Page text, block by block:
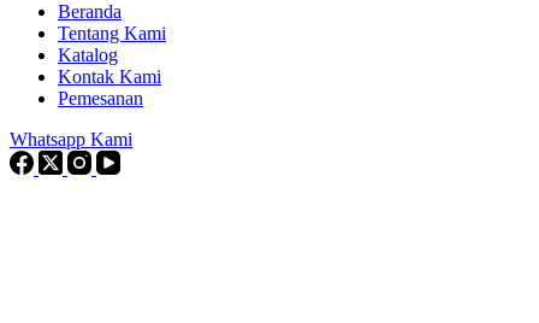
Beranda
Tentang Kami
Katalog
Kontak Kami
Pemesanan
Whatsapp Kami